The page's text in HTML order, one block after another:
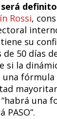
será
Rossi,
su
de 50 días
si la
fórmula
una